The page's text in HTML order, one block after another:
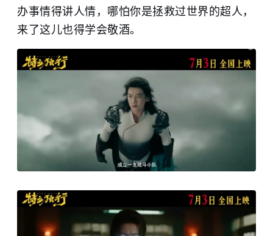
办事情得讲人情，哪怕你是拯救过世界的超人，
来了这儿也得学会敬酒。